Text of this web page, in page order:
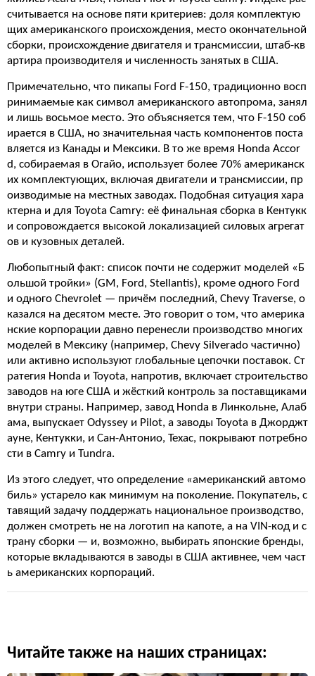
считывается на основе пяти критериев: доля комплектую
щих американского происхождения, место окончательной
сборки, происхождение двигателя и трансмиссии, штаб-кв
артира производителя и численность занятых в США.
Примечательно, что пикапы Ford F-150, традиционно восп
ринимаемые как символ американского автопрома, занял
и лишь восьмое место. Это объясняется тем, что F-150 соб
ирается в США, но значительная часть компонентов поста
вляется из Канады и Мексики. В то же время Honda Accor
d, собираемая в Огайо, использует более 70% американск
их комплектующих, включая двигатели и трансмиссии, пр
оизводимые на местных заводах. Подобная ситуация хара
ктерна и для Toyota Camry: её финальная сборка в Кентукк
и сопровождается высокой локализацией силовых агрегат
ов и кузовных деталей.
Любопытный факт: список почти не содержит моделей «Б
ольшой тройки» (GM, Ford, Stellantis), кроме одного Ford
и одного Chevrolet — причём последний, Chevy Traverse, о
казался на десятом месте. Это говорит о том, что америка
нские корпорации давно перенесли производство многих
моделей в Мексику (например, Chevy Silverado частично)
или активно используют глобальные цепочки поставок. Ст
ратегия Honda и Toyota, напротив, включает строительство
заводов на юге США и жёсткий контроль за поставщиками
внутри страны. Например, завод Honda в Линкольне, Алаб
ама, выпускает Odyssey и Pilot, а заводы Toyota в Джорджт
ауне, Кентукки, и Сан-Антонио, Техас, покрывают потребно
сти в Camry и Tundra.
Из этого следует, что определение «американский автомо
биль» устарело как минимум на поколение. Покупатель, с
тавящий задачу поддержать национальное производство,
должен смотреть не на логотип на капоте, а на VIN-код и с
трану сборки — и, возможно, выбирать японские бренды,
которые вкладываются в заводы в США активнее, чем част
ь американских корпораций.
Читайте также на наших страницах: